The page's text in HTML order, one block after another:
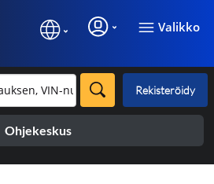
Valikko
Rekisteröidy
Ohjekeskus